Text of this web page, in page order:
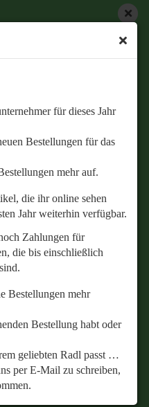
für dieses Jahr
Bestellungen für das
mehr auf.
die ihr online sehen
Jahr weiterhin verfügbar.
Zahlungen für
die bis einschließlich
Bestellungen mehr
Bestellung habt oder
geliebten Radl passt …
per E-Mail zu schreiben,
für dieses Jahr
Bestellungen für das
mehr auf.
die ihr online sehen
weiterhin
bis einschließlich
mehr
Bestellung habt
Radl passt
E-Mail zu
bekommen.
Radlzeit und freut
Start in die neue